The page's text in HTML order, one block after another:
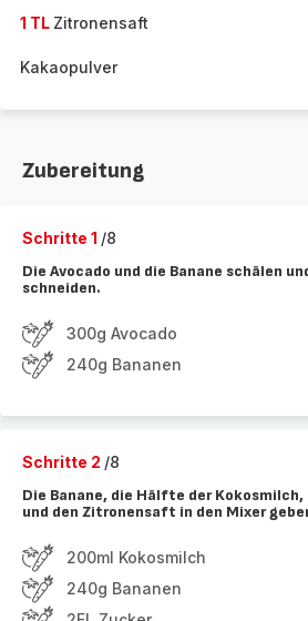
1 TL Zitronensaft
Kakaopulver
Zubereitung
Schritte 1 /8
Die Avocado und die Banane schälen
schneiden.
300g Avocado
240g Bananen
Schritte 2 /8
Die Banane, die Hälfte der
und den Zitronensaft in den Mixer
200ml Kokosmilch
240g Bananen